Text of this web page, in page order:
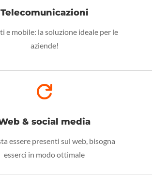
Telecomunicazioni
e mobile: la soluzione ideale per le
aziende!

& social media
essere presenti sul web, bisogna
esserci in modo ottimale